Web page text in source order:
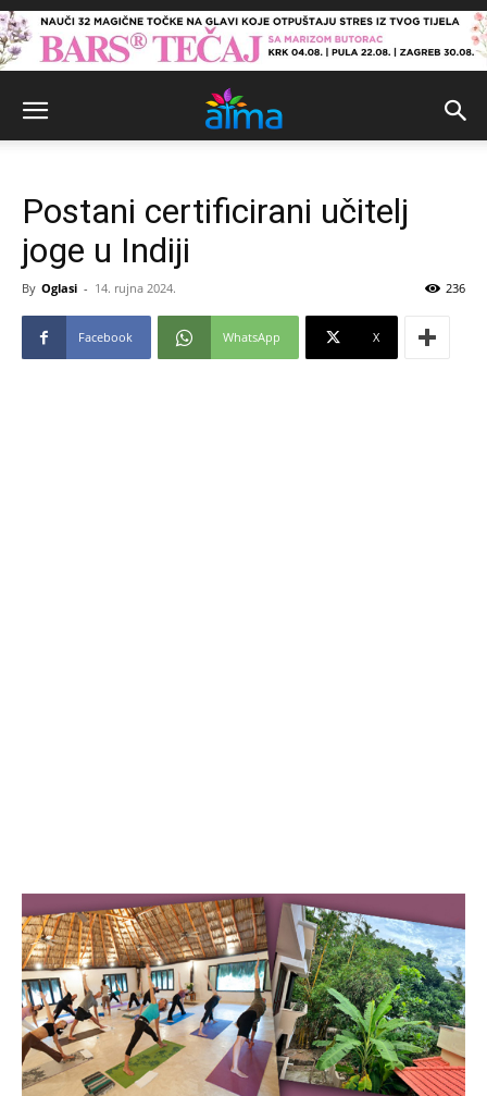
Postani certificirani učitelj
joge u Indiji
By Oglasi - 14. rujna 2024. 236
Facebook WhatsApp X